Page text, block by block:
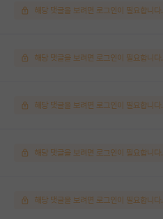
해당 댓글을 보려면 로그인이 필요합니다.
해당 댓글을 보려면 로그인이 필요합니다.
해당 댓글을 보려면 로그인이 필요합니다.
해당 댓글을 보려면 로그인이 필요합니다.
해당 댓글을 보려면 로그인이 필요합니다.